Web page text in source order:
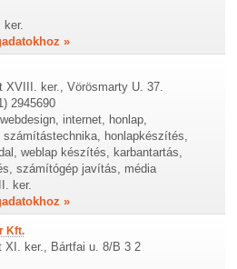
»
XVIII. ker., Vörösmarty U. 37.
2945690
internet, honlap,
számítástechnika, honlapkészítés,
weblap készítés, karbantartás,
számítógép javítás, média
ker.
»
Kft.
XI. ker., Bártfai u. 8/B 3 2